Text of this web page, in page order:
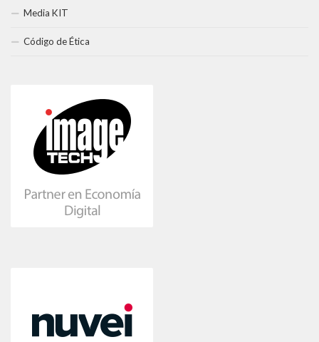
Media KIT
Código de Ética